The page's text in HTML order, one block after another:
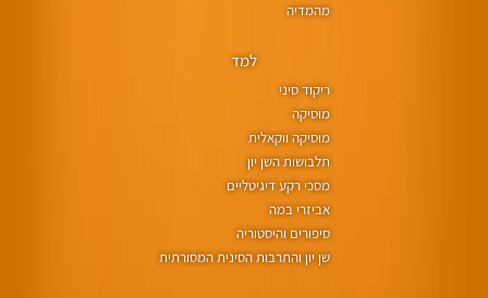
מהמדיה
למד
ריקוד סיני
מוסיקה
מוסיקה ווקאלית
תלבושות השן יון
מסכי רקע דיגיטליים
אביזרי במה
סיפורים והיסטוריה
שן יון והתרבות הסינית המסורתית